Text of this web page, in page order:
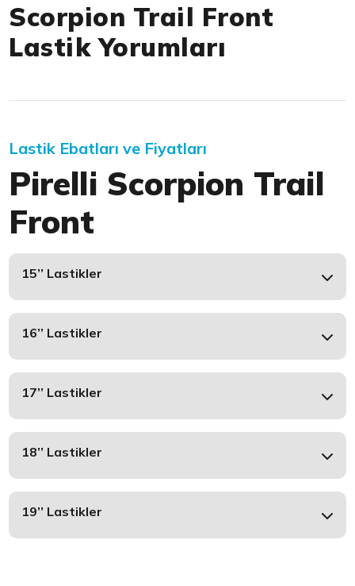
Scorpion Trail Front
Lastik Yorumları
Lastik Ebatları ve Fiyatları
Pirelli Scorpion Trail
Front
15’’ Lastikler
16’’ Lastikler
17’’ Lastikler
18’’ Lastikler
19’’ Lastikler